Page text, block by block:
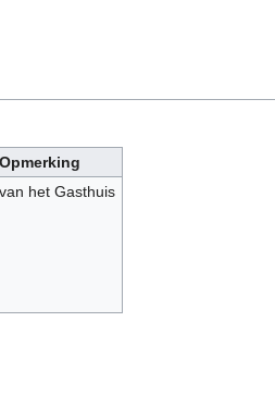
Opmerking
het Gasthuis